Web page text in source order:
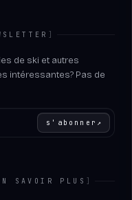
]
de ski et autres
intéressantes? Pas de
s'abonner ↗
SAVOIR PLUS ]